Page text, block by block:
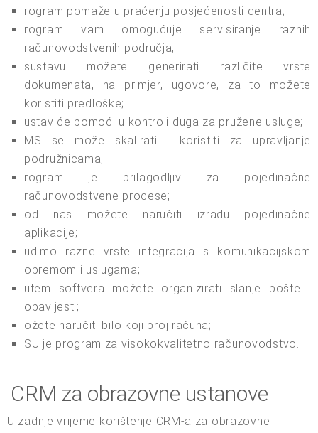
rogram pomaže u praćenju posjećenosti centra;
rogram vam omogućuje servisiranje raznih
računovodstvenih područja;
sustavu možete generirati različite vrste
dokumenata, na primjer, ugovore, za to možete
koristiti predloške;
ustav će pomoći u kontroli duga za pružene usluge;
MS se može skalirati i koristiti za upravljanje
podružnicama;
rogram je prilagodljiv za pojedinačne
računovodstvene procese;
od nas možete naručiti izradu pojedinačne
aplikacije;
udimo razne vrste integracija s komunikacijskom
opremom i uslugama;
utem softvera možete organizirati slanje pošte i
obavijesti;
ožete naručiti bilo koji broj računa;
SU je program za visokokvalitetno računovodstvo.
CRM za obrazovne ustanove
U zadnje vrijeme korištenje CRM-a za obrazovne